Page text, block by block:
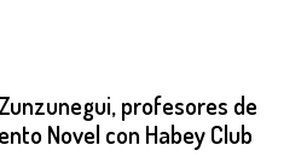
profesores de
Novel con Habey Club